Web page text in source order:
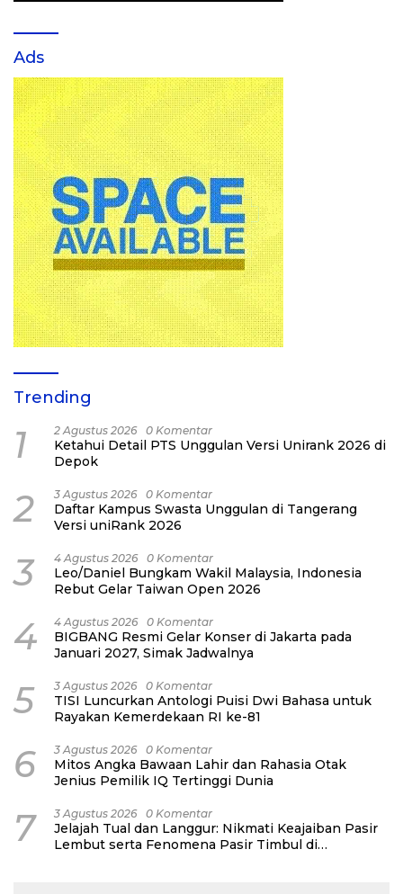
Ads
Trending
1 2 Agustus 2026 0 Komentar
Ketahui Detail PTS Unggulan Versi Unirank 2026 di
Depok
2 3 Agustus 2026 0 Komentar
Daftar Kampus Swasta Unggulan di Tangerang
Versi uniRank 2026
3 4 Agustus 2026 0 Komentar
Leo/Daniel Bungkam Wakil Malaysia, Indonesia
Rebut Gelar Taiwan Open 2026
4 4 Agustus 2026 0 Komentar
BIGBANG Resmi Gelar Konser di Jakarta pada
Januari 2027, Simak Jadwalnya
5 3 Agustus 2026 0 Komentar
TISI Luncurkan Antologi Puisi Dwi Bahasa untuk
Rayakan Kemerdekaan RI ke-81
6 3 Agustus 2026 0 Komentar
Mitos Angka Bawaan Lahir dan Rahasia Otak
Jenius Pemilik IQ Tertinggi Dunia
7 3 Agustus 2026 0 Komentar
Jelajah Tual dan Langgur: Nikmati Keajaiban Pasir
Lembut serta Fenomena Pasir Timbul di